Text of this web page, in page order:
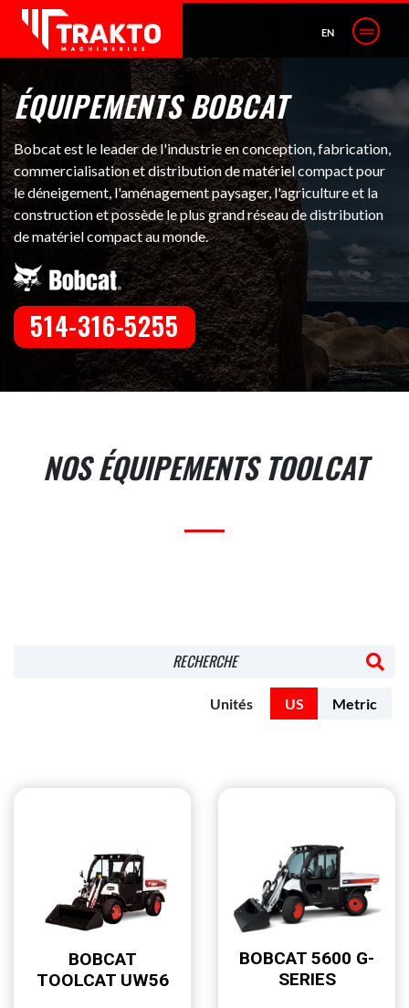
EN
ÉQUIPEMENTS BOBCAT
Bobcat est le leader de l'industrie en conception, fabrication,
commercialisation et distribution de matériel compact pour
le déneigement, l'aménagement paysager, l'agriculture et la
construction et possède le plus grand réseau de distribution
de matériel compact au monde.
514-316-5255
NOS ÉQUIPEMENTS TOOLCAT
RECHERCHE
Unités US Metric
BOBCAT
TOOLCAT UW56
BOBCAT 5600 G-
SERIES